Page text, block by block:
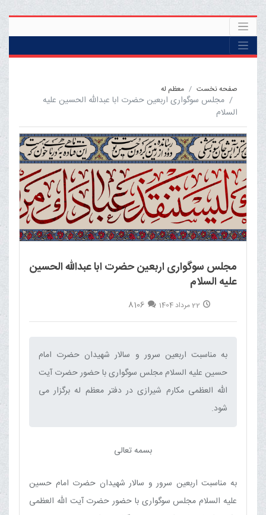
صفحه نخست معظم له
مجلس سوگواری اربعین حضرت ابا عبدالله الحسین علیه
السلام
مجلس سوگواری اربعین حضرت ابا عبدالله الحسین
علیه السلام
22 مرداد 1404 8106
به مناسبت اربعین سرور و سالار شهیدان حضرت امام
حسین علیه السلام مجلس سوگواری با حضور حضرت آیت
الله العظمی مکارم شیرازی در دفتر معظم له برگزار می
شود.‌
بسمه تعالی
به مناسبت اربعین سرور و سالار شهیدان حضرت امام حسین
علیه السلام مجلس سوگواری با حضور حضرت آیت الله العظمی